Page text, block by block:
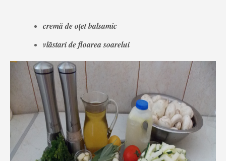
cremă de oțet balsamic
vlăstari de floarea soarelui